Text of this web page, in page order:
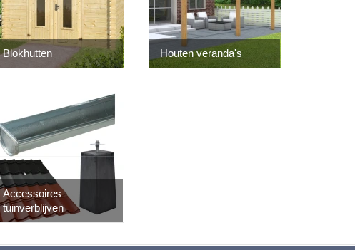
Blokhutten Houten veranda's
Accessoires
tuinverblijven